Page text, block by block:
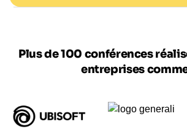
Plus de 100 conférences
entreprises